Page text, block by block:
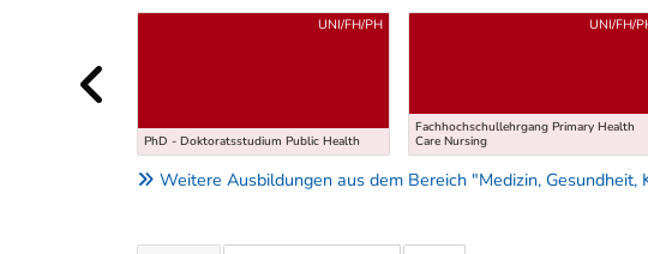
Uber weitere Ausbildungsvorschläge
PhD - Doktoratsstudium Public Health
UNI/FH/PH
Fachhochschullehrgang Primary Health
Care Nursing
UNI/FH/
Weitere Ausbildungen aus dem Bereich "Medizin, Gesundheit,